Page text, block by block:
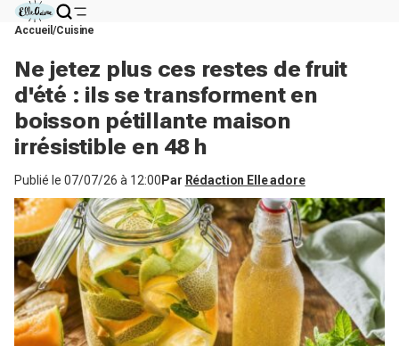
Accueil Cuisine
Ne jetez plus ces restes de fruit
d'été : ils se transforment en
boisson pétillante maison
irrésistible en 48 h
Publié le 07/07/26 à 12:00 Par Rédaction Elle adore